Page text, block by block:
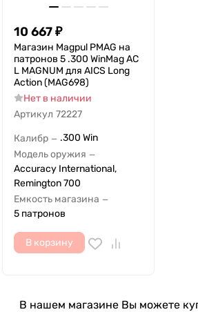
10 667₽
Магазин Magpul PMAG на
патронов 5 .300 WinMag AC
L MAGNUM для AICS Long
Action (MAG698)
Нет в наличии
Артикул 72227
Калибр — .300 Win
Модель оружия —
Accuracy International,
Remington 700
Емкость магазина —
5 патронов
В корзину
В нашем магазине Вы можете